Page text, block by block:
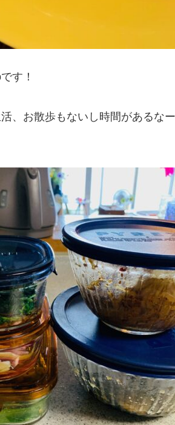
す！
、お散歩もないし時間があるな